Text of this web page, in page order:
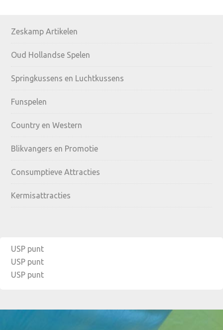
Primary
Sidebar
Zeskamp Artikelen
Oud Hollandse Spelen
Springkussens en Luchtkussens
Funspelen
Country en Western
Blikvangers en Promotie
Consumptieve Attracties
Kermisattracties
USP punt
USP punt
USP punt